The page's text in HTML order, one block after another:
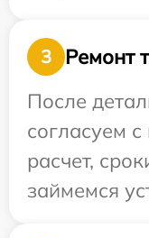
3
Ремонт
После
согласуем
расчет,
займемся